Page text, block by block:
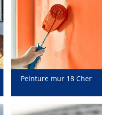
Peinture mur 18 Cher